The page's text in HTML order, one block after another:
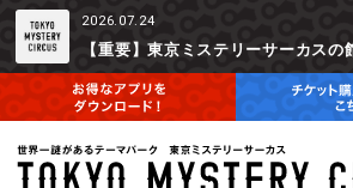
2026.07.24